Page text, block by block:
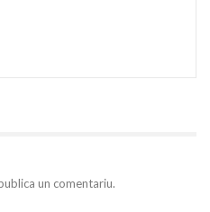
un comentariu.